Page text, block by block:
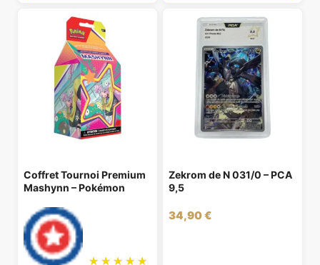
Coffret Tournoi Premium
Mashynn – Pokémon
Zekrom de N 031/0 – PCA
9,5
34,90€